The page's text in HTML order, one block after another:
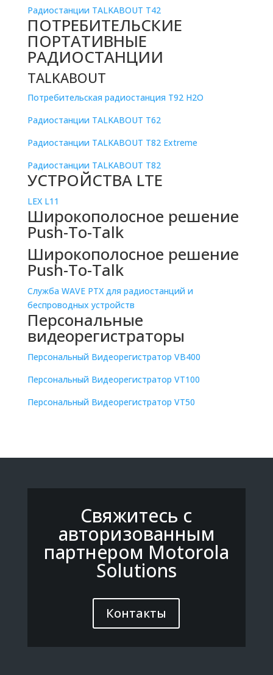
Радиостанции TALKABOUT T42
ПОТРЕБИТЕЛЬСКИЕ
ПОРТАТИВНЫЕ
РАДИОСТАНЦИИ
TALKABOUT
Потребительская радиостанция T92 H2O
Радиостанции TALKABOUT T62
Радиостанции TALKABOUT T82 Extreme
Радиостанции TALKABOUT T82
УСТРОЙСТВА LTE
LEX L11
Широкополосное решение
Push-To-Talk
Широкополосное решение
Push-To-Talk
Служба WAVE PTX для радиостанций и
беспроводных устройств
Персональные
видеорегистраторы
Персональный Видеорегистратор VB400
Персональный Видеорегистратор VT100
Персональный Видеорегистратор VT50
Свяжитесь с
авторизованным
партнером Motorola
Solutions
Контакты